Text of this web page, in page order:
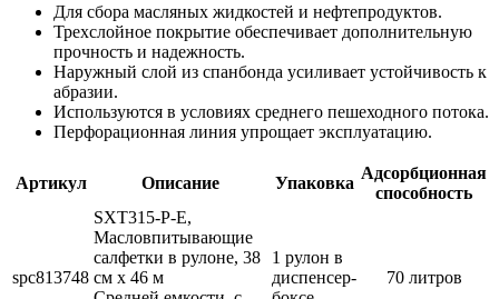
Для сбора масляных жидкостей и нефтепродуктов.
Трехслойное покрытие обеспечивает дополнительную
прочность и надежность.
Наружный слой из спанбонда усиливает устойчивость к
абразии.
Используются в условиях среднего пешеходного потока.
Перфорационная линия упрощает эксплуатацию.
Артикул Описание Упаковка
Адсорбционная
способность
spc813748
SXT315-P-E,
Масловпитывающие
салфетки в рулоне, 38
см x 46 м
1 рулон в
диспенсер-
70 литров